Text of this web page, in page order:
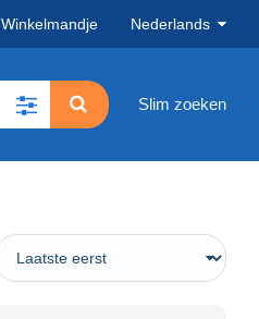
Winkelmandje Nederlands
Slim zoeken